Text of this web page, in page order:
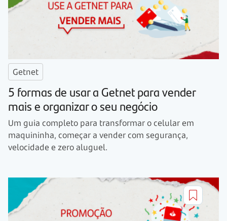
Getnet
5 formas de usar a Getnet para vender
mais e organizar o seu negócio
Um guia completo para transformar o celular em
maquininha, começar a vender com segurança,
velocidade e zero aluguel.